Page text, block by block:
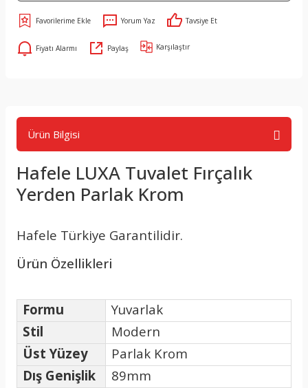
Yorum Yaz Tavsiye Et
Fiyatı Alarmı Paylaş Karşılaştır
Ürün Bilgisi
Hafele LUXA Tuvalet Fırçalık
Yerden Parlak Krom
Hafele Türkiye Garantilidir.
Ürün Özellikleri
Formu
Yuvarlak
Stil
Modern
Üst Yüzey
Parlak Krom
Dış Genişlik
89mm